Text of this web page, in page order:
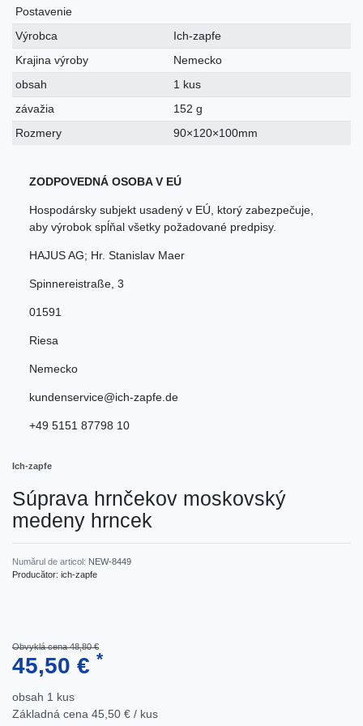
Postavenie
Výrobca
Ich-zapfe
Krajina výroby
Nemecko
obsah
1 kus
závažia
152 g
Rozmery
90×120×100mm
ZODPOVEDNÁ OSOBA V EÚ
Hospodársky subjekt usadený v EÚ, ktorý zabezpečuje,
aby výrobok spĺňal všetky požadované predpisy.
HAJUS AG; Hr. Stanislav Maer
Spinnereistraße 3
01591
Riesa
Nemecko
kundenservice@ich-zapfe.de
+49 5151 87798 10
Ich-zapfe
Súprava hrnčekov moskovský
medeny hrncek
Numărul de articol: NEW-8449
Producător: ich-zapfe
Obvyklá cena 48,80 €
45,50 € *
obsah 1 kus
Základná cena 45,50 € / kus